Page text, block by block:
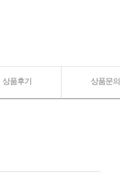
상품후기 상품문의